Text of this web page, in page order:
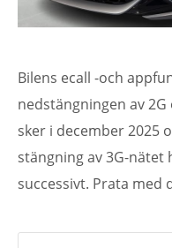
Bilens ecall -och
nedstängningen av
sker i december 2025
stängning av 3G-
successivt. Prata